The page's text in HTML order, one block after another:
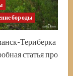
бороды
Териберка
статья про